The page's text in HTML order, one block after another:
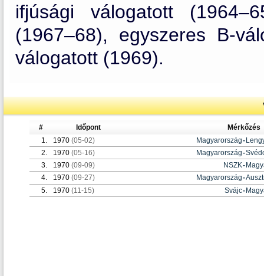
ifjúsági válogatott
(1967–68), egyszeres B-
válogatott (1969).
# Időpont
Mérkőzés
1.
1970 (05-02) Magyarország-
2.
1970 (05-16) Magyarország-
3.
1970 (09-09) NSZK-
4.
1970 (09-27) Magyarország-
5.
1970 (11-15) Svájc-